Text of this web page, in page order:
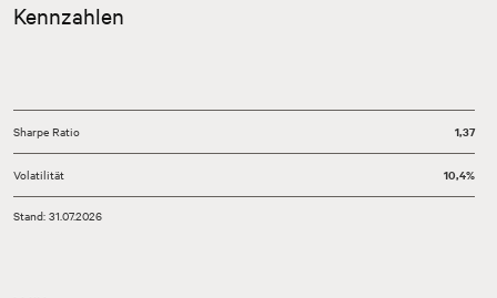
Kennzahlen
Sharpe Ratio 1,37
Volatilität 10,4%
Stand: 31.07.2026